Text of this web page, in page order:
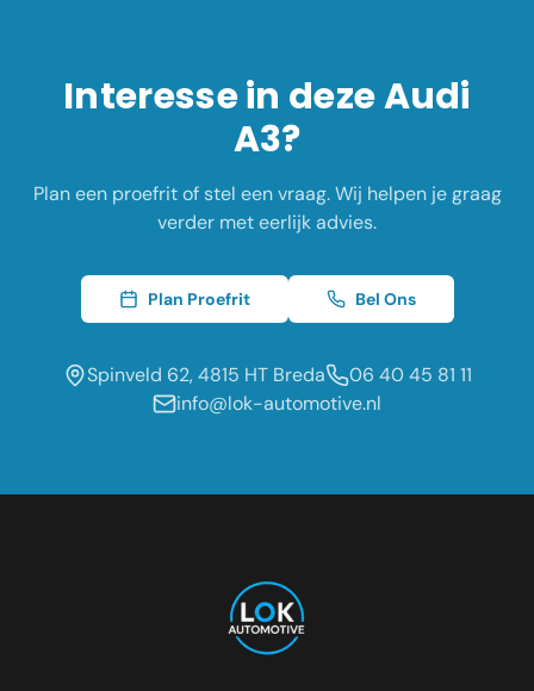
Interesse in dezeAudi
A3?
Plan een proefrit of stel een vraag. Wij helpen je graag
verder met eerlijk advies.
Plan Proefrit Bel Ons
Spinveld 62, 4815 HT Breda
06 40 45 81 11
info@lok-automotive.nl